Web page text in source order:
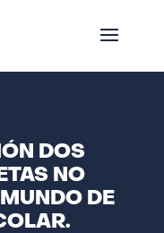
DOS
NO
DE